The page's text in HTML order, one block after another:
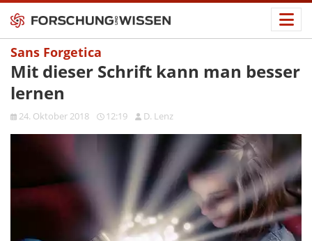
Sans Forgetica
Mit dieser Schrift kann man besser
lernen
24. Oktober 2018 12:19 D. Lenz